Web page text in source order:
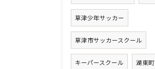
草津少年サッカー
草津市サッカースクール
キーパースクール 湖東町